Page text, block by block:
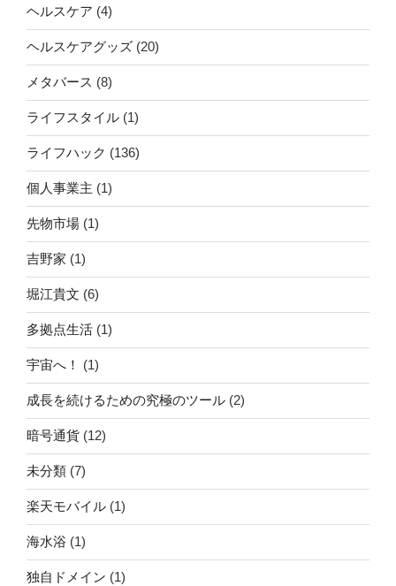
ヘルスケア (4)
ヘルスケアグッズ (20)
メタバース (8)
ライフスタイル (1)
ライフハック (136)
個人事業主 (1)
先物市場 (1)
吉野家 (1)
堀江貴文 (6)
多拠点生活 (1)
宇宙へ！ (1)
成長を続けるための究極のツール (2)
暗号通貨 (12)
未分類 (7)
楽天モバイル (1)
海水浴 (1)
独自ドメイン (1)